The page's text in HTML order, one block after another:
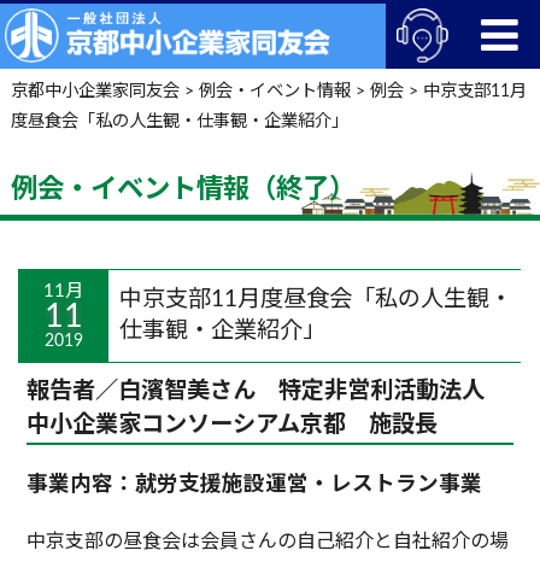
京都中小企業家同友会> 例会・イベント情報> 例会> 中京支部11月
度昼食会「私の人生観・仕事観・企業紹介」
例会・イベント情報（終了）
11月
11
2019
中京支部11月度昼食会「私の人生観・
仕事観・企業紹介」
報告者／白濱智美さん 特定非営利活動法人
中小企業家コンソーシアム京都 施設長
事業内容：就労支援施設運営・レストラン事業
中京支部の昼食会は会員さんの自己紹介と自社紹介の場